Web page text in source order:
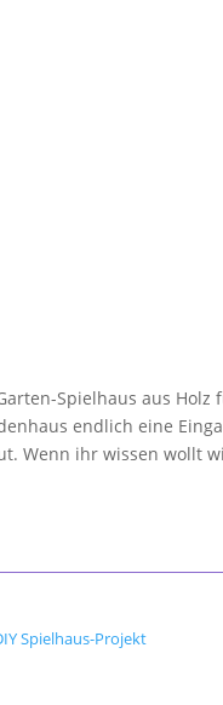
Spielhaus aus
endlich eine
Wenn ihr wissen wollt
Spielhaus-Projekt